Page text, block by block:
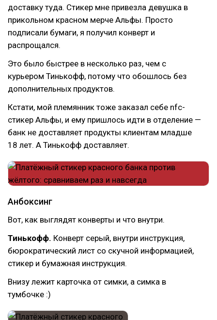
доставку туда. Стикер мне привезла девушка в
прикольном красном мерче Альфы. Просто
подписали бумаги, я получил конверт и
распрощался.
Это было быстрее в несколько раз, чем с
курьером Тинькофф, потому что обошлось без
дополнительных продуктов.
Кстати, мой племянник тоже заказал себе nfc-
стикер Альфы, и ему пришлось идти в отделение —
банк не доставляет продукты клиентам младше
18 лет. А Тинькофф доставляет.
Анбоксинг
Вот, как выглядят конверты и что внутри.
Тинькофф. Конверт серый, внутри инструкция,
бюрократический лист со скучной информацией,
стикер и бумажная инструкция.
Внизу лежит карточка от симки, а симка в
тумбочке :)